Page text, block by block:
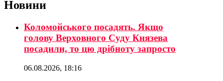
Новини
Коломойського посадять. Якщо
голову Верховного Суду Князева
посадили, то цю дрібноту запросто
06.08.2026, 18:16